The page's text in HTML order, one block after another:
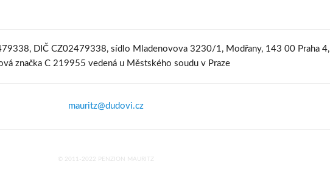
DIČ CZ02479338, sídlo Mladenovova 3230/1, Modřany, 143 00 Praha 4,
značka C 219955 vedená u Městského soudu v Praze
mauritz@dudovi.cz
© 2011-2022 PENZION MAURITZ